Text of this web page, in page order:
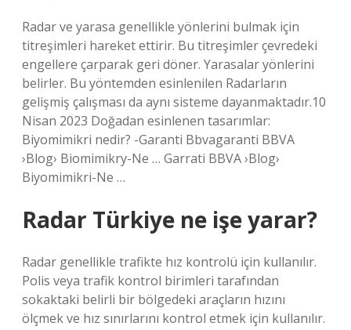
Radar ve yarasa genellikle yönlerini bulmak için
titreşimleri hareket ettirir. Bu titreşimler çevredeki
engellere çarparak geri döner. Yarasalar yönlerini
belirler. Bu yöntemden esinlenilen Radarların
gelişmiş çalışması da aynı sisteme dayanmaktadır.10
Nisan 2023 Doğadan esinlenen tasarımlar:
Biyomimikri nedir? -Garanti Bbvagaranti BBVA
›Blog› Biomimikry-Ne … Garrati BBVA ›Blog›
Biyomimikri-Ne …
Radar Türkiye ne işe yarar?
Radar genellikle trafikte hız kontrolü için kullanılır.
Polis veya trafik kontrol birimleri tarafından
sokaktaki belirli bir bölgedeki araçların hızını
ölçmek ve hız sınırlarını kontrol etmek için kullanılır.